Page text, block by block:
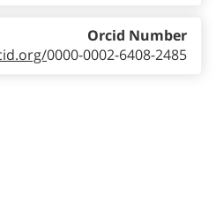
0000-0002-6408-2485
Orcid Number